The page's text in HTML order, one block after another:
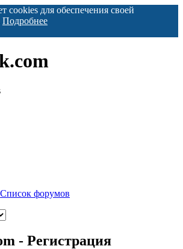
cookies для обеспечения своей
Подробнее
Список форумов
- Регистрация